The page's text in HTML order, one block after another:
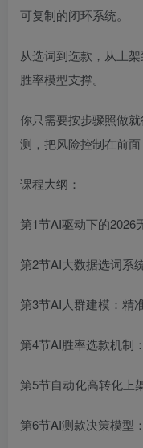
可复制的闭环系统。
从选词到选款，从上
胜率模型支撑。
你只需要按步骤照做
测，把风险控制在前面
课程大纲：
第1节AI驱动下的2026
第2节AI大数据选词系
第3节AI人群建模：精
第4节AI胜率选款机制
第5节自动化高转化上
第6节AI测款决策模型